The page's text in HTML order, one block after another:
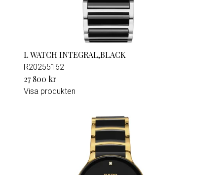
L WATCH INTEGRAL,BLACK
R20255162
27 800 kr
Visa produkten